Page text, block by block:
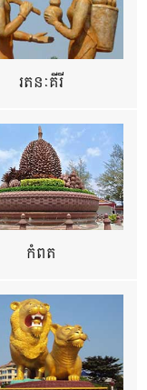
រតនៈគីរី
កំពត